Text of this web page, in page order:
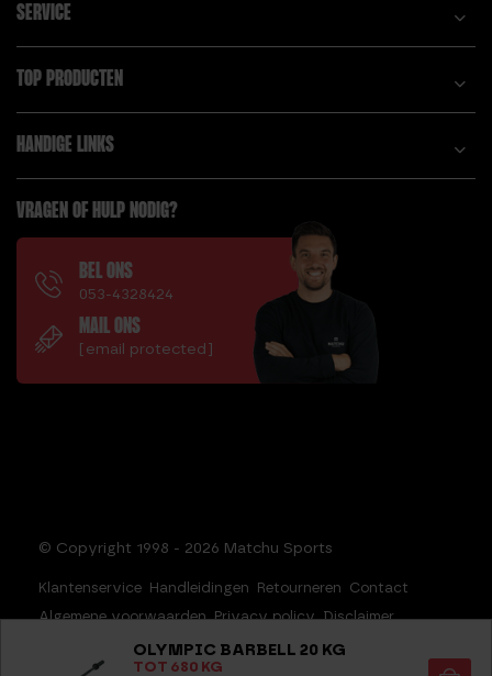
OLYMPIC BARBELL 20 KG
TOT 680 KG
SERVICE
TOP PRODUCTEN
HANDIGE LINKS
VRAGEN OF HULP NODIG?
BEL ONS
053-4328424
MAIL ONS
[email protected]
© Copyright 1998 - 2026 Matchu Sports
Klantenservice Handleidingen Retourneren Contact
Algemene voorwaarden Privacy policy Disclaimer